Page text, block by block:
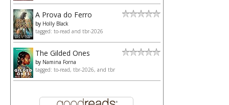
A Prova do Ferro
by Holly Black
tagged: to-read and tbr-2026
The Gilded Ones
by Namina Forna
tagged: to-read, tbr-2026, and tbr